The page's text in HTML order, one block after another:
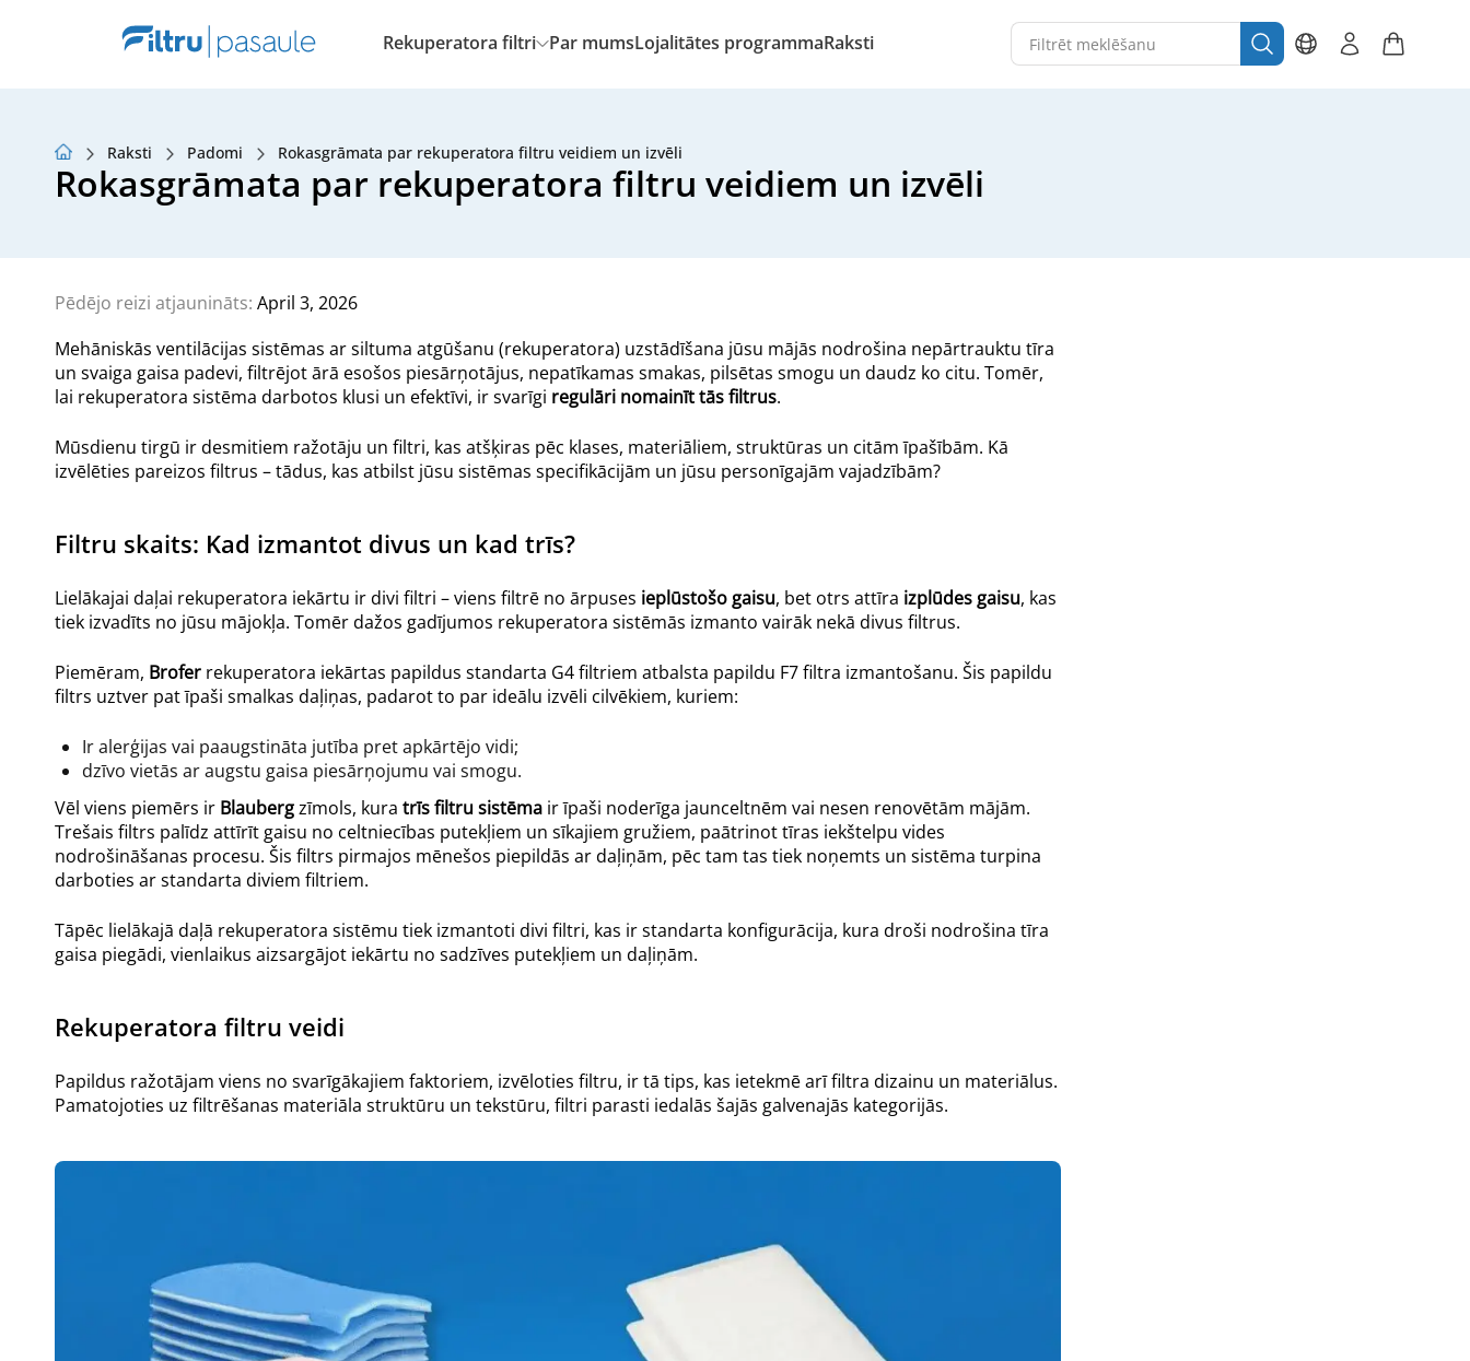
Rekuperatora filtri Par mumsLojalitātes programmaRaksti
Par mums
Lojalitātes programma
Raksti Padomi Rokasgrāmata par rekuperatora filtru veidiem un izvēli
Rokasgrāmata par rekuperatora filtru veidiem un izvēli
Pēdējo reizi atjaunināts: April 3, 2026
Mehāniskās ventilācijas sistēmas ar siltuma atgūšanu (rekuperatora) uzstādīšana jūsu mājās nodrošina nepārtrauktu tīra
un svaiga gaisa padevi, filtrējot ārā esošos piesārņotājus, nepatīkamas smakas, pilsētas smogu un daudz ko citu. Tomēr,
lai rekuperatora sistēma darbotos klusi un efektīvi, ir svarīgi regulāri nomainīt tās filtrus.
Mūsdienu tirgū ir desmitiem ražotāju un filtri, kas atšķiras pēc klases, materiāliem, struktūras un citām īpašībām. Kā
izvēlēties pareizos filtrus – tādus, kas atbilst jūsu sistēmas specifikācijām un jūsu personīgajām vajadzībām?
Filtru skaits: Kad izmantot divus un kad trīs?
Lielākajai daļai rekuperatora iekārtu ir divi filtri – viens filtrē no ārpuses ieplūstošo gaisu, bet otrs attīra izplūdes gaisu, kas
tiek izvadīts no jūsu mājokļa. Tomēr dažos gadījumos rekuperatora sistēmās izmanto vairāk nekā divus filtrus.
Piemēram, Brofer rekuperatora iekārtas papildus standarta G4 filtriem atbalsta papildu F7 filtra izmantošanu. Šis papildu
filtrs uztver pat īpaši smalkas daļiņas, padarot to par ideālu izvēli cilvēkiem, kuriem:
Ir alerģijas vai paaugstināta jutība pret apkārtējo vidi;
dzīvo vietās ar augstu gaisa piesārņojumu vai smogu.
Vēl viens piemērs ir Blaubergzīmols, kura trīs filtru sistēma ir īpaši noderīga jaunceltnēm vai nesen renovētām mājām.
Trešais filtrs palīdz attīrīt gaisu no celtniecības putekļiem un sīkajiem gružiem, paātrinot tīras iekštelpu vides
nodrošināšanas procesu. Šis filtrs pirmajos mēnešos piepildās ar daļiņām, pēc tam tas tiek noņemts un sistēma turpina
darboties ar standarta diviem filtriem.
Tāpēc lielākajā daļā rekuperatora sistēmu tiek izmantoti divi filtri, kas ir standarta konfigurācija, kura droši nodrošina tīra
gaisa piegādi, vienlaikus aizsargājot iekārtu no sadzīves putekļiem un daļiņām.
Rekuperatora filtru veidi
Papildus ražotājam viens no svarīgākajiem faktoriem, izvēloties filtru, ir tā tips, kas ietekmē arī filtra dizainu un materiālus.
Pamatojoties uz filtrēšanas materiāla struktūru un tekstūru, filtri parasti iedalās šajās galvenajās kategorijās.